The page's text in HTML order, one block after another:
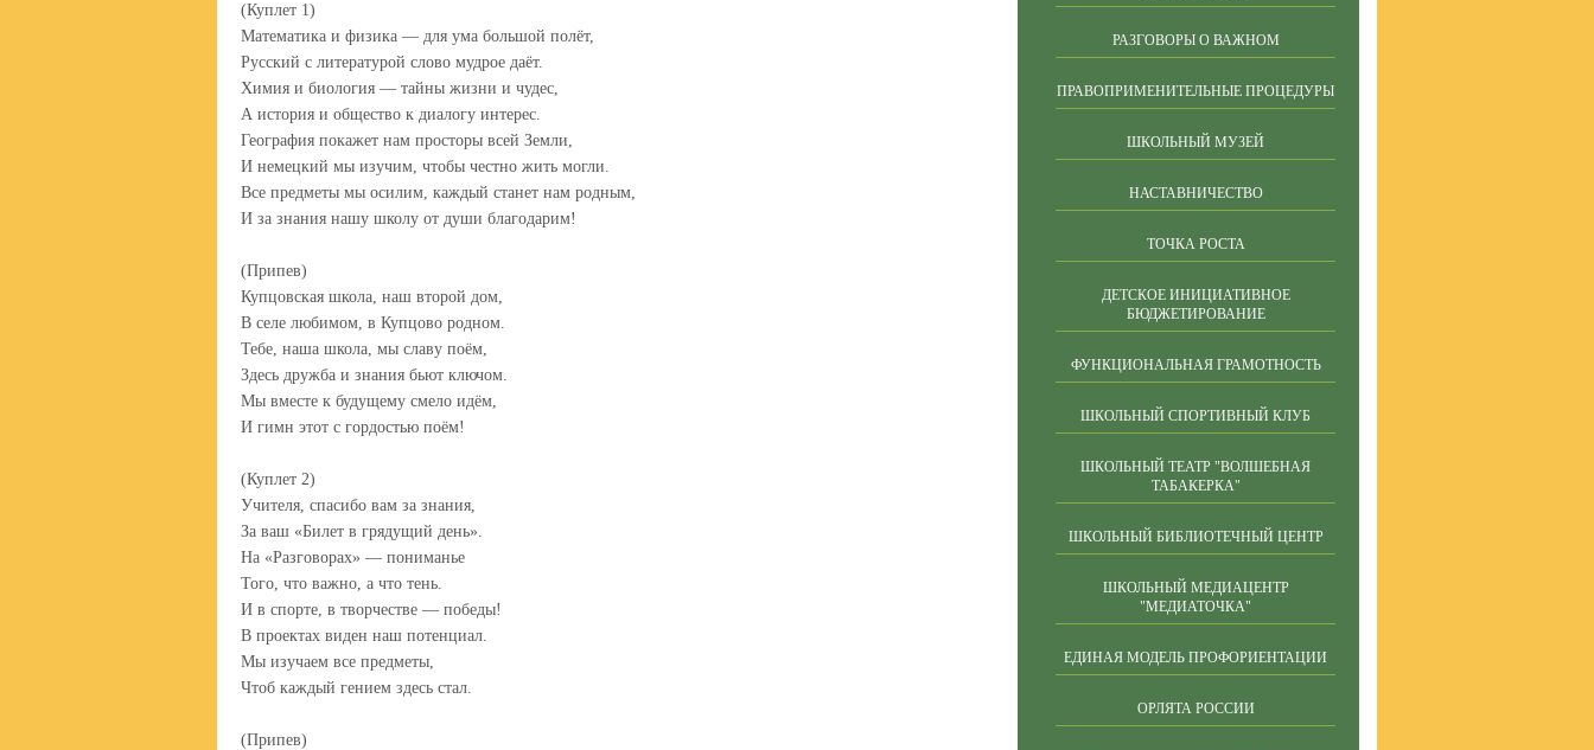
(Куплет 1)
Математика и физика — для ума большой полёт,
Русский с литературой слово мудрое даёт.
Химия и биология — тайны жизни и чудес,
А история и общество к диалогу интерес.
География покажет нам просторы всей Земли,
И немецкий мы изучим, чтобы честно жить могли.
Все предметы мы осилим, каждый станет нам родным,
И за знания нашу школу от души благодарим!
(Припев)
Купцовская школа, наш второй дом,
В селе любимом, в Купцово родном.
Тебе, наша школа, мы славу поём,
Здесь дружба и знания бьют ключом.
Мы вместе к будущему смело идём,
И гимн этот с гордостью поём!
(Куплет 2)
Учителя, спасибо вам за знания,
За ваш «Билет в грядущий день».
На «Разговорах» — пониманье
Того, что важно, а что тень.
И в спорте, в творчестве — победы!
В проектах виден наш потенциал.
Мы изучаем все предметы,
Чтоб каждый гением здесь стал.
(Припев)
РАЗГОВОРЫ О ВАЖНОМ
ПРАВОПРИМЕНИТЕЛЬНЫЕ ПРОЦЕДУРЫ
ШКОЛЬНЫЙ МУЗЕЙ
НАСТАВНИЧЕСТВО
ТОЧКА РОСТА
ДЕТСКОЕ ИНИЦИАТИВНОЕ
БЮДЖЕТИРОВАНИЕ
ФУНКЦИОНАЛЬНАЯ ГРАМОТНОСТЬ
ШКОЛЬНЫЙ СПОРТИВНЫЙ КЛУБ
ШКОЛЬНЫЙ ТЕАТР "ВОЛШЕБНАЯ
ТАБАКЕРКА"
ШКОЛЬНЫЙ БИБЛИОТЕЧНЫЙ ЦЕНТР
ШКОЛЬНЫЙ МЕДИАЦЕНТР
"МЕДИАТОЧКА"
ЕДИНАЯ МОДЕЛЬ ПРОФОРИЕНТАЦИИ
ОРЛЯТА РОССИИ